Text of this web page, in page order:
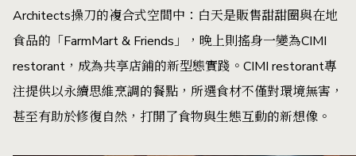
Architects操刀的複合式空間中：白天是販售甜甜圈與在地
食品的「FarmMart & Friends」，晚上則搖身一變為CIMI
restorant，成為共享店鋪的新型態實踐。CIMI restorant專
注提供以永續思維烹調的餐點，所選食材不僅對環境無害，
甚至有助於修復自然，打開了食物與生態互動的新想像。